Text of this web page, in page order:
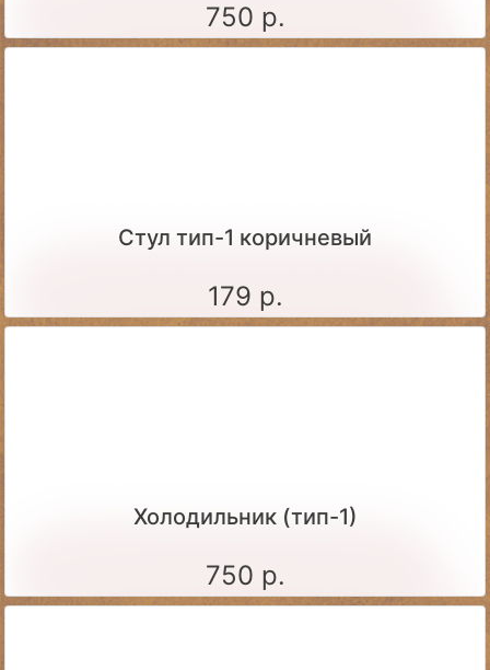
750 р.
Стул тип-1 коричневый
179 р.
Холодильник (тип-1)
750 р.